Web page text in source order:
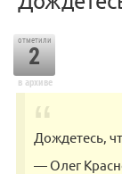
отметили
2
в архиве
Дождетесь,
— Олег